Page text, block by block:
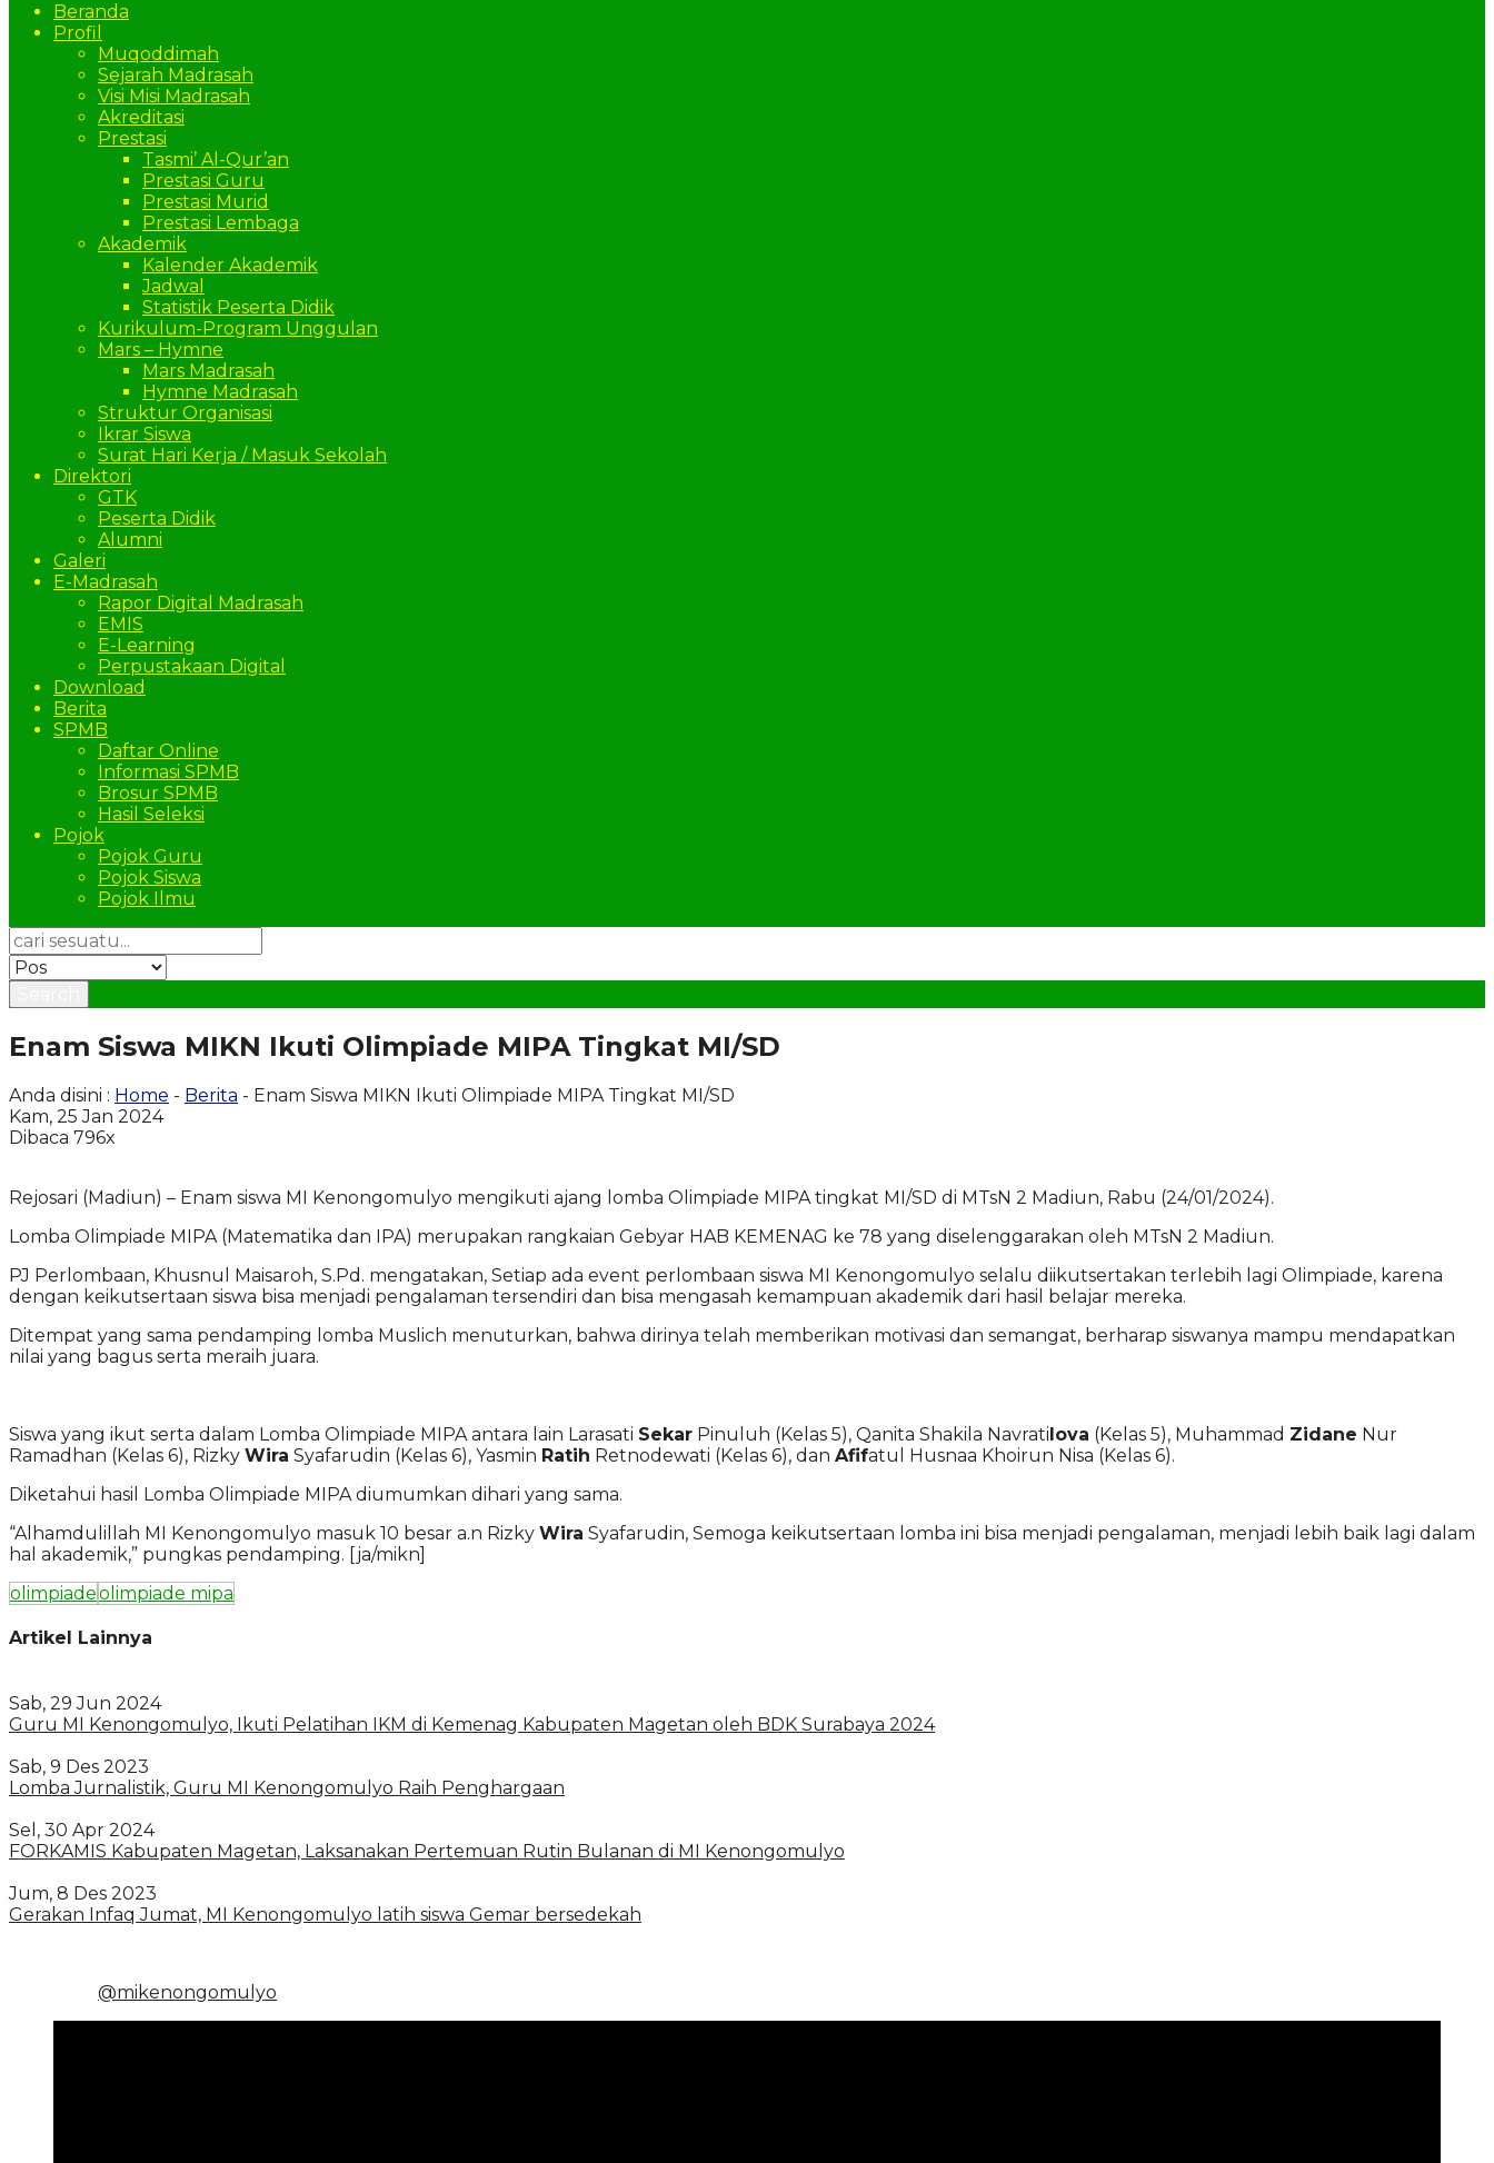
Beranda
Profil
Muqoddimah
Sejarah Madrasah
Visi Misi Madrasah
Akreditasi
Prestasi
Tasmi’ Al-Qur’an
Prestasi Guru
Prestasi Murid
Prestasi Lembaga
Akademik
Kalender Akademik
Jadwal
Statistik Peserta Didik
Kurikulum-Program Unggulan
Mars – Hymne
Mars Madrasah
Hymne Madrasah
Struktur Organisasi
Ikrar Siswa
Surat Hari Kerja / Masuk Sekolah
Direktori
GTK
Peserta Didik
Alumni
Galeri
E-Madrasah
Rapor Digital Madrasah
EMIS
E-Learning
Perpustakaan Digital
Download
Berita
SPMB
Daftar Online
Informasi SPMB
Brosur SPMB
Hasil Seleksi
Pojok
Pojok Guru
Pojok Siswa
Pojok Ilmu
Enam Siswa MIKN Ikuti Olimpiade MIPA Tingkat MI/SD
Anda disini : Home - Berita - Enam Siswa MIKN Ikuti Olimpiade MIPA Tingkat MI/SD
Kam, 25 Jan 2024
Dibaca 796x
Rejosari (Madiun) – Enam siswa MI Kenongomulyo mengikuti ajang lomba Olimpiade MIPA tingkat MI/SD di MTsN 2 Madiun, Rabu (24/01/2024).
Lomba Olimpiade MIPA (Matematika dan IPA) merupakan rangkaian Gebyar HAB KEMENAG ke 78 yang diselenggarakan oleh MTsN 2 Madiun.
PJ Perlombaan, Khusnul Maisaroh, S.Pd. mengatakan, Setiap ada event perlombaan siswa MI Kenongomulyo selalu diikutsertakan terlebih lagi Olimpiade, karena
dengan keikutsertaan siswa bisa menjadi pengalaman tersendiri dan bisa mengasah kemampuan akademik dari hasil belajar mereka.
Ditempat yang sama pendamping lomba Muslich menuturkan, bahwa dirinya telah memberikan motivasi dan semangat, berharap siswanya mampu mendapatkan
nilai yang bagus serta meraih juara.
Siswa yang ikut serta dalam Lomba Olimpiade MIPA antara lain Larasati Sekar Pinuluh (Kelas 5), Qanita Shakila Navratilova (Kelas 5), Muhammad Zidane Nur
Ramadhan (Kelas 6), Rizky Wira Syafarudin (Kelas 6), Yasmin Ratih Retnodewati (Kelas 6), dan Afifatul Husnaa Khoirun Nisa (Kelas 6).
Diketahui hasil Lomba Olimpiade MIPA diumumkan dihari yang sama.
“Alhamdulillah MI Kenongomulyo masuk 10 besar a.n Rizky Wira Syafarudin, Semoga keikutsertaan lomba ini bisa menjadi pengalaman, menjadi lebih baik lagi dalam
hal akademik,” pungkas pendamping. [ja/mikn]
olimpiadeolimpiade mipa
Artikel Lainnya
Sab, 29 Jun 2024
Guru MI Kenongomulyo, Ikuti Pelatihan IKM di Kemenag Kabupaten Magetan oleh BDK Surabaya 2024
Sab, 9 Des 2023
Lomba Jurnalistik, Guru MI Kenongomulyo Raih Penghargaan
Sel, 30 Apr 2024
FORKAMIS Kabupaten Magetan, Laksanakan Pertemuan Rutin Bulanan di MI Kenongomulyo
Jum, 8 Des 2023
Gerakan Infaq Jumat, MI Kenongomulyo latih siswa Gemar bersedekah
@mikenongomulyo